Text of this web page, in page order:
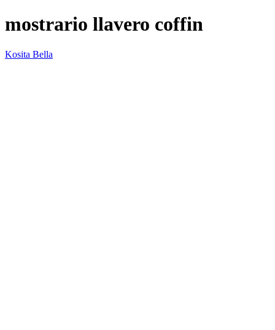
mostrario llavero coffin
Kosita Bella